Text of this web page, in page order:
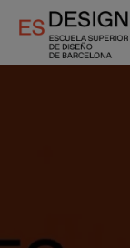
contenido
principal